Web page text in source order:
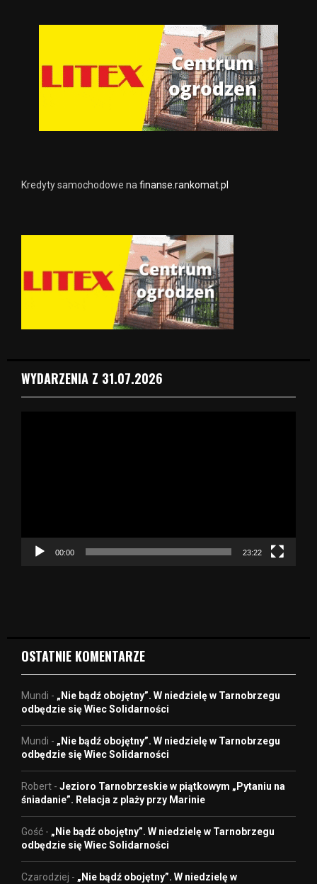
Kredyty samochodowe na finanse.rankomat.pl
WYDARZENIA Z 31.07.2026
c
00:00 23:22
OSTATNIE KOMENTARZE
Mundi - „Nie bądź obojętny”. W niedzielę w Tarnobrzegu
odbędzie się Wiec Solidarności
Mundi - „Nie bądź obojętny”. W niedzielę w Tarnobrzegu
odbędzie się Wiec Solidarności
Robert - Jezioro Tarnobrzeskie w piątkowym „Pytaniu na
śniadanie”. Relacja z plaży przy Marinie
Gość - „Nie bądź obojętny”. W niedzielę w Tarnobrzegu
odbędzie się Wiec Solidarności
Czarodziej - „Nie bądź obojętny”. W niedzielę w